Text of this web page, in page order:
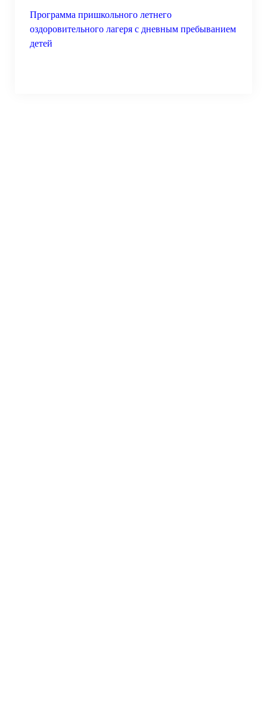
Программа пришкольного летнего
оздоровительного лагеря с дневным пребыванием
детей